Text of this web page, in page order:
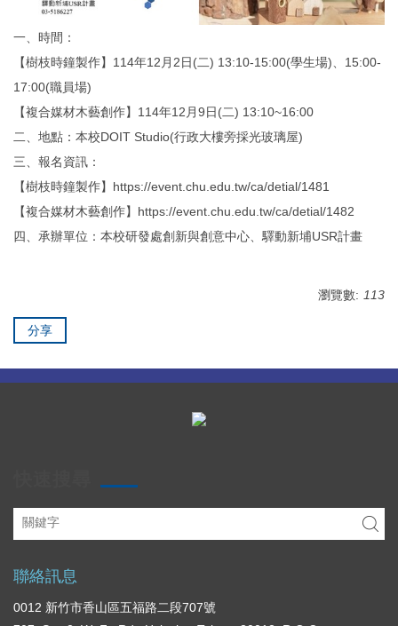
一、時間：
【樹枝時鐘製作】114年12月2日(二) 13:10-15:00(學生場)、15:00-
17:00(職員場)
【複合媒材木藝創作】114年12月9日(二) 13:10~16:00
二、地點：本校DOIT Studio(行政大樓旁採光玻璃屋)
三、報名資訊：
【樹枝時鐘製作】https://event.chu.edu.tw/ca/detial/1481
【複合媒材木藝創作】https://event.chu.edu.tw/ca/detial/1482
四、承辦單位：本校研發處創新與創意中心、驛動新埔USR計畫
瀏覽數: 113
分享
聯絡訊息
0012 新竹市香山區五福路二段707號